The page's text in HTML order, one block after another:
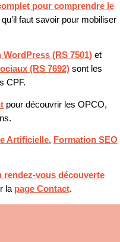
pour comprendre le
faut savoir pour mobiliser
WordPress (RS 7501) et
(RS 7692) sont les
CPF.
pour découvrir les OPCO,
Artificielle, Formation SEO
rendez-vous découverte
la page Contact.